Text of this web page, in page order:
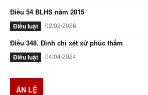
Điều 54 BLHS năm 2015
Điều luật 02/02/2026
Điều 348. Đình chỉ xét xử phúc thẩm
Điều luật 04/04/2024
ÁN LỆ